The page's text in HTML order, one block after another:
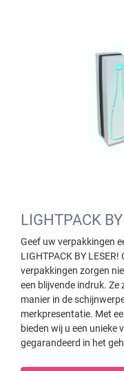
LIGHTPACK
Geef uw verpakkingen
LIGHTPACK BY
verpakkingen zorgen
een blijvende indruk.
manier in de
merkpresentatie. Met
bieden wij u een unieke
gegarandeerd in het